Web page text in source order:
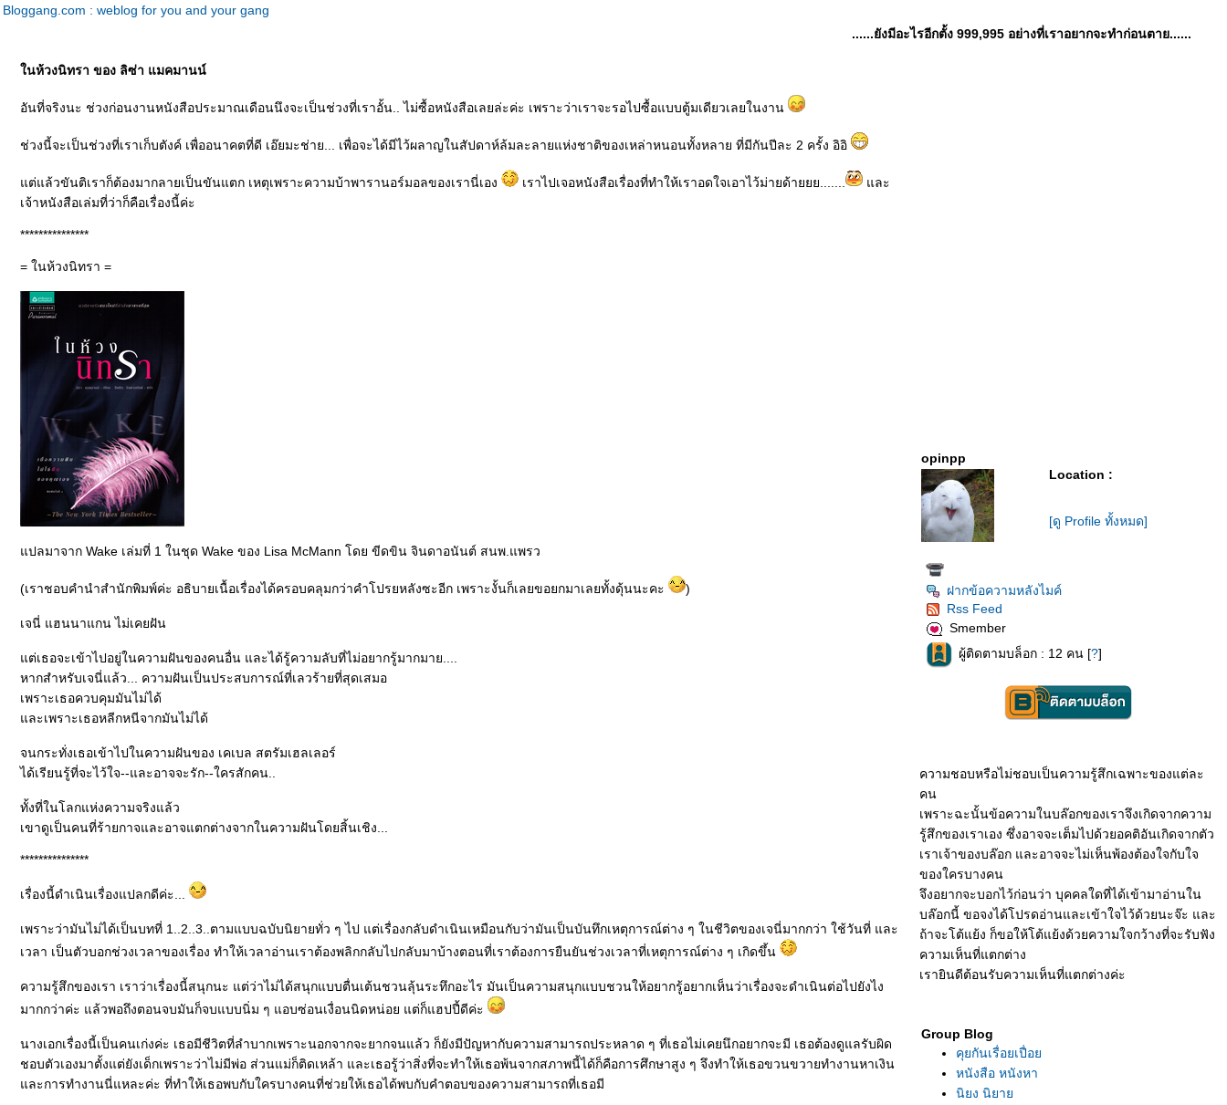
Bloggang.com : weblog for you and your gang
......ยังมีอะไรอีกตั้ง 999,995 อย่างที่เราอยากจะทำก่อนตาย......
นห้วงนิทรา ของ ลิซ่า แมคมานน์
อันที่จริงนะ ช่วงก่อนงานหนังสือประมาณเดือนนึงจะเป็นช่วงที่เราอั้น.. ไม่ซื้อหนังสือเลยล่ะค่ะ เพราะว่าเราจะรอไปซื้อแบบตู้มเดียวเลยในงาน
ช่วงนี้จะเป็นช่วงที่เราเก็บตังค์ เพื่ออนาคตที่ดี เอ๊ยมะช่าย... เพื่อจะได้มีไว้ผลาญในสัปดาห์ล้มละลายแห่งชาติของเหล่าหนอนทั้งหลาย ที่มีกันปีละ 2 ครั้ง อิอิ
ต่แล้วขันติเราก็ต้องมากลายเป็นขันแตก เหตุเพราะความบ้าพารานอร์มอลของเรานี่เอง เราไปเจอหนังสือเรื่องที่ทำให้เราอดใจเอาไว้ม่ายด้ายยย.......
ละ
เจ้าหนังสือเล่มที่ว่าก็คือเรื่องนี้ค่ะ
***************
= ในห้วงนิทรา =
ปลมาจาก Wake เล่มที่ 1 ในชุด Wake ของ Lisa McMann โดย ขีดขิน จินดาอนันต์ สนพ.แพรว
(เราชอบคำนำสำนักพิมพ์ค่ะ อธิบายเนื้อเรื่องได้ครอบคลุมกว่าคำโปรยหลังซะอีก เพราะงั้นก็เลยขอยกมาเลยทั้งดุ้นนะคะ )
เจนี่ แฮนนาแกน ไม่เคยฝัน
ต่เธอจะเข้าไปอยู่ในความฝันของคนอื่น และได้รู้ความลับที่ไม่อยากรู้มากมาย....
หากสำหรับเจนี่แล้ว... ความฝันเป็นประสบการณ์ที่เลวร้ายที่สุดเสมอ
เพราะเธอควบคุมมันไม่ได้
ละเพราะเธอหลีกหนีจากมันไม่ได้
จนกระทั่งเธอเข้าไปในความฝันของ เคเบล สตรัมเฮลเลอร์
ได้เรียนรู้ที่จะไว้ใจ--และอาจจะรัก--ใครสักคน..
ทั้งที่ในโลกแห่งความจริงแล้ว
เขาดูเป็นคนที่ร้ายกาจและอาจแตกต่างจากในความฝันโดยสิ้นเชิง...
***************
เรื่องนี้ดำเนินเรื่องแปลกดีค่ะ...
เพราะว่ามันไม่ได้เป็นบทที่ 1..2..3..ตามแบบฉบับนิยายทั่ว ๆ ไป แต่เรื่องกลับดำเนินเหมือนกับว่ามันเป็นบันทึกเหตุการณ์ต่าง ๆ ในชีวิตของเจนี่มากกว่า ใช้วันที่ และ
เวลา เป็นตัวบอกช่วงเวลาของเรื่อง ทำให้เวลาอ่านเราต้องพลิกกลับไปกลับมาบ้างตอนที่เราต้องการยืนยันช่วงเวลาที่เหตุการณ์ต่าง ๆ เกิดขึ้น
ความรู้สึกของเรา เราว่าเรื่องนี้สนุกนะ แต่ว่าไม่ได้สนุกแบบตื่นเต้นชวนลุ้นระทึกอะไร มันเป็นความสนุกแบบชวนให้อยากรู้อยากเห็นว่าเรื่องจะดำเนินต่อไปยังไง
มากกว่าค่ะ แล้วพอถึงตอนจบมันก็จบแบบนิ่ม ๆ แอบซ่อนเงื่อนนิดหน่อย แต่ก็แฮปปี้ดีค่ะ
นางเอกเรื่องนี้เป็นคนเก่งค่ะ เธอมีชีวิตที่ลำบากเพราะนอกจากจะยากจนแล้ว ก็ยังมีปัญหากับความสามารถประหลาด ๆ ที่เธอไม่เคยนึกอยากจะมี เธอต้องดูแลรับผิด
ชอบตัวเองมาตั้งแต่ยังเด็กเพราะว่าไม่มีพ่อ ส่วนแม่ก็ติดเหล้า และเธอรู้ว่าสิ่งที่จะทำให้เธอพ้นจากสภาพนี้ได้ก็คือการศึกษาสูง ๆ จึงทำให้เธอขวนขวายทำงานหาเงิน
ละการทำงานนี่แหละค่ะ ที่ทำให้เธอพบกับใครบางคนที่ช่วยให้เธอได้พบกับคำตอบของความสามารถที่เธอมี
opinpp
Location :
[ดู Profile ทั้งหมด]
ฝากข้อความหลังไมค์
Rss Feed
Smember
ผู้ติดตามบล็อก : 12 คน [?]
ความชอบหรือไม่ชอบเป็นความรู้สึกเฉพาะของแต่ละ
คน
เพราะฉะนั้นข้อความในบล๊อกของเราจึงเกิดจากความ
รู้สึกของเราเอง ซึ่งอาจจะเต็มไปด้วยอคติอันเกิดจากตัว
เราเจ้าของบล๊อก และอาจจะไม่เห็นพ้องต้องใจกับใจ
ของใครบางคน
จึงอยากจะบอกไว้ก่อนว่า บุคคลใดที่ได้เข้ามาอ่านใน
บล๊อกนี้ ขอจงได้โปรดอ่านและเข้าใจไว้ด้วยนะจ๊ะ และ
ถ้าจะโต้แย้ง ก็ขอให้โต้แย้งด้วยความใจกว้างที่จะรับฟัง
ความเห็นที่แตกต่าง
เรายินดีต้อนรับความเห็นที่แตกต่างค่ะ
Group Blog
คุยกันเรื่อยเปื่อ
หนังสือ หนังหา
นิยง นิยา